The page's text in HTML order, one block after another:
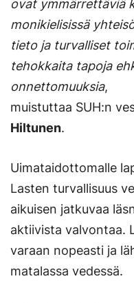
ovat ymmärrettäviä
monikielisissä
tieto ja turvalliset
tehokkaita tapoja
onnettomuuksia,
muistuttaa SUH:n
Hiltunen.
Uimataidottomalle
Lasten turvallisuus
aikuisen jatkuvaa
aktiivista valvontaa.
varaan nopeasti ja
matalassa vedessä.